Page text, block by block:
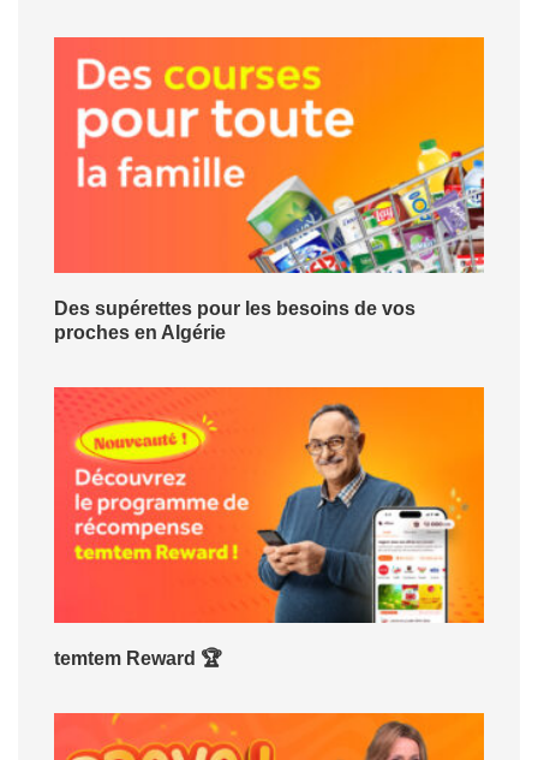
Des supérettes pour les besoins de vos
proches en Algérie
temtem Reward 🏆